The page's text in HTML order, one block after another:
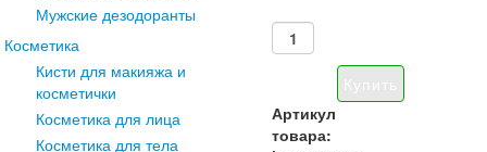
Мужские дезодоранты
Косметика
Кисти для макияжа и
косметички
Косметика для лица
Косметика для тела
Артикул
товара: